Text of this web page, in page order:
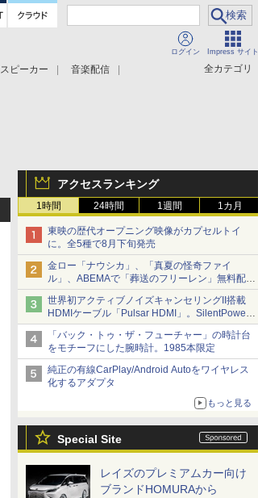
ログイン Impress サイト
全カテゴリ
スピーカー
音楽配信
アクセスランキング
1時間 24時間 1週間 1カ月
東映の歴代オープニング映像がカプセルトイ
に。全5種で8月下旬発売
金ロー「ナウシカ」、「真夏の怪奇ファイ
ル」、ABEMAで「葬送のフリーレン」無料配信
など。夏の特番・配信情報
世界初アクティブノイズキャンセリングII搭載
HDMIケーブル「Pulsar HDMI」。SilentPower
から
「バック・トゥ・ザ・フューチャー」の時計台
をモチーフにした腕時計。1985本限定
純正の有線CarPlay/Android Autoをワイヤレス
化するアダプタ
もっと見る
Special Site
レイズのプレミアムカー向け
ブランドHOMURAから